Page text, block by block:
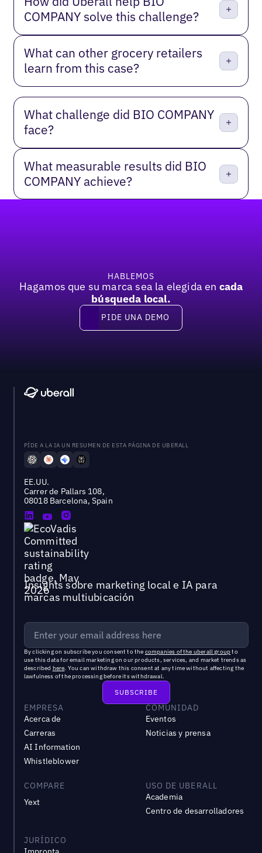
COMPANY solve this challenge?
What can other grocery retailers
learn from this case?
What challenge did BIO COMPANY
face?
What measurable results did BIO
COMPANY achieve?
HABLEMOS
Hagamos que su marca sea la elegida en cada
búsqueda local.
Pide una demo
PIDE UNA DEMO
PÍDE A LA IA UN RESUMEN DE ESTA PÁGINA DE UBERALL
EE.UU.
Carrer de Pallars 108,
08018 Barcelona, Spain
Insights sobre marketing local e IA para
marcas multiubicación
By clicking on subscribe you consent to the companies of the uberall groupto
use this data for email marketing on our products, services, and market trends as
described here. You can withdraw this consent at any time without affecting the
lawfulness of the processing before its withdrawal.
EMPRESA
Acerca de
Carreras
AI Information
Whistleblower
COMUNIDAD
Eventos
Noticias y prensa
COMPARE
Yext
USO DE UBERALL
Academia
Centro de desarrolladores
JURÍDICO